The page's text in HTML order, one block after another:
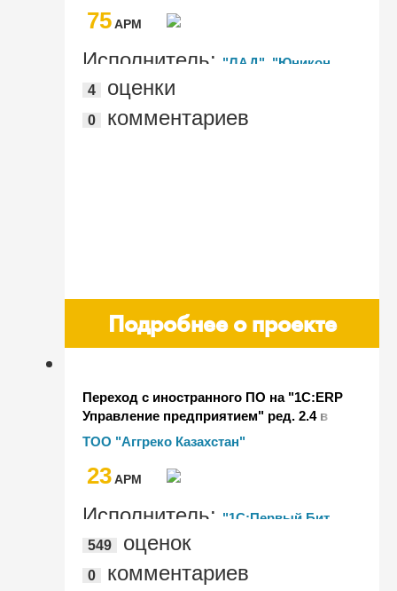
75AРМ
Исполнитель: "ЛАД", "Юникон
Бизнес Солюшнс"
4 оценки
0 комментариев
Подробнее о проекте
Переход с иностранного ПО на "1C:ERP
Управление предприятием" ред. 2.4 в
казахстанском филиале мирового
лидера рынка генераторов и
климатического оборудования
ТОО "Аггреко Казахстан"
23AРМ
Исполнитель: "1С:Первый Бит,
Алматы, Мега парк"
549 оценок
0 комментариев